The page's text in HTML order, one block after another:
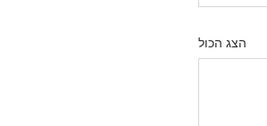
הצג הכול